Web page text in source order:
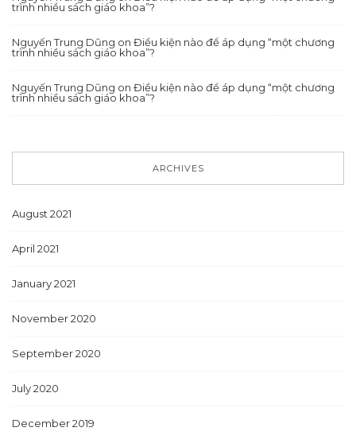
trình nhiều sách giáo khoa”?
Nguyến Trung Dũng on Điều kiện nào để áp dụng “một chương
trình nhiều sách giáo khoa”?
Nguyến Trung Dũng on Điều kiện nào để áp dụng “một chương
trình nhiều sách giáo khoa”?
ARCHIVES
August 2021
April 2021
January 2021
November 2020
September 2020
July 2020
December 2019